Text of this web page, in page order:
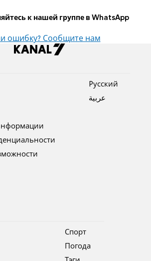
к нашей группе в WhatsApp
ошибку? Сообщите нам
Pусский
عربية
Спорт
Погода